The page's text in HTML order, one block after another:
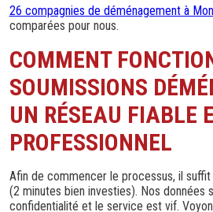
26 compagnies de déménagement à
comparées pour nous.
COMMENT
SOUMISSIONS
UN RÉSEAU FIABLE
PROFESSIONNEL
Afin de commencer le processus, il
(2 minutes bien investies). Nos données
confidentialité et le service est vif.